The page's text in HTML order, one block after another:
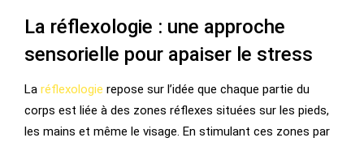
La réflexologie : une approche
sensorielle pour apaiser le stress
La réflexologie repose sur l’idée que chaque partie du
corps est liée à des zones réflexes situées sur les pieds,
les mains et même le visage. En stimulant ces zones par